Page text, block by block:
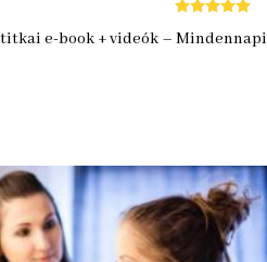
/ 5
e-book + videók – Mindennapi